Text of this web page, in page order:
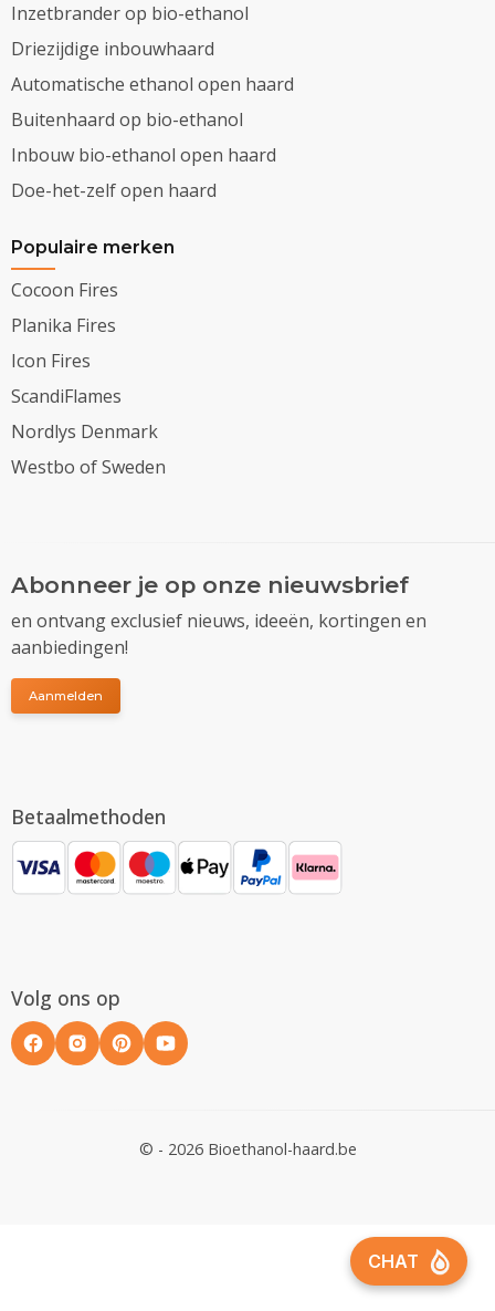
Inzetbrander op bio-ethanol
Driezijdige inbouwhaard
Automatische ethanol open haard
Buitenhaard op bio-ethanol
Inbouw bio-ethanol open haard
Doe-het-zelf open haard
Populaire merken
Cocoon Fires
Planika Fires
Icon Fires
ScandiFlames
Nordlys Denmark
Westbo of Sweden
Abonneer je op onze nieuwsbrief
en ontvang exclusief nieuws, ideeën, kortingen en
aanbiedingen!
Aanmelden
Betaalmethoden
Volg ons op
© - 2026 Bioethanol-haard.be